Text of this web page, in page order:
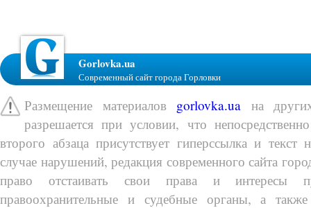
Gorlovka.ua
Современный сайт города Горловки
Размещение материалов gorlovka.ua на
разрешается при условии, что
второго абзаца присутствует гиперссылка и
случае нарушений, редакция современного сайта
право отстаивать свои права и интересы
правоохранительные и судебные органы, а